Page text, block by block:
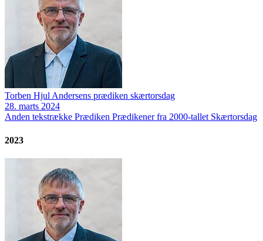
Torben Hjul Andersens prædiken skærtorsdag
28. marts 2024
Anden tekstrække Prædiken Prædikener fra 2000-tallet Skærtorsdag
2023